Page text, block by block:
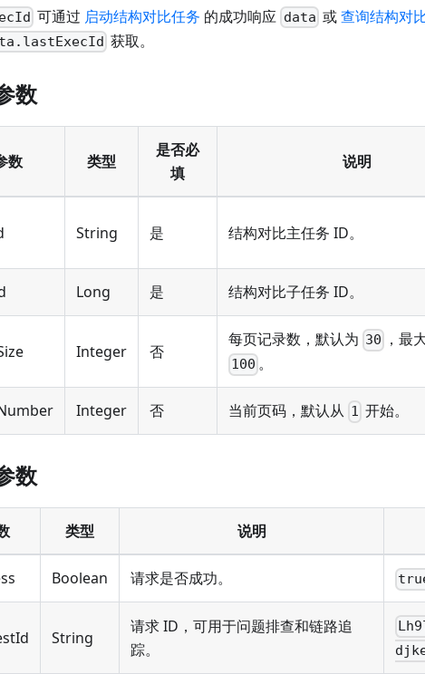
可通过 启动结构对比任务 的成功响应 data 或查询结构对
获取。
数
数 类型
是否必
填
说明
String 是 结构对比主任务 ID。
Long 是 结构对比子任务 ID。
Integer 否
每页记录数，默认为 30 ，最
100 。
Integer 否 当前页码，默认从 1 开始。
数
类型 说明
Boolean 请求是否成功。
String
请求 ID，可用于问题排查和链路追
踪。